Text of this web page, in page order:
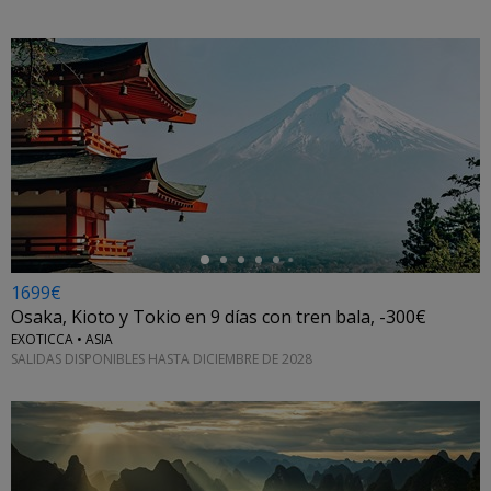
←
1699€
Osaka, Kioto y Tokio en 9 días con tren bala, -300€
EXOTICCA • ASIA
SALIDAS DISPONIBLES HASTA DICIEMBRE DE 2028